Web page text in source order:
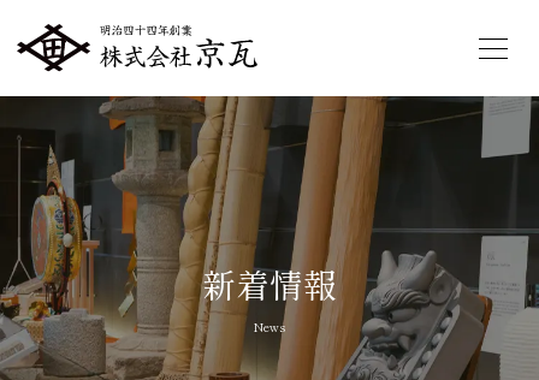
新着情報
News